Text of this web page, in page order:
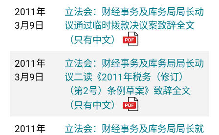
2011年
3月9日
立法会：财经事务及库务局局长动
议通过临时拨款决议案致辞全文
（只有中文）
2011年
3月9日
立法会：财经事务及库务局局长动
议二读《2011年税务（修订）
（第2号）条例草案》致辞全文
（只有中文）
2011年
立法会：财经事务及库务局局长就